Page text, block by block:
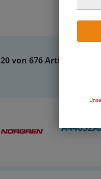
20 von 676 Artikeln